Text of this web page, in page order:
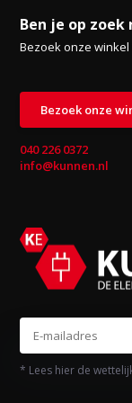
Ben je op
Bezoek onze
Bezoek onze
040 226 0372
info@kunnen.nl
* Lees hier de